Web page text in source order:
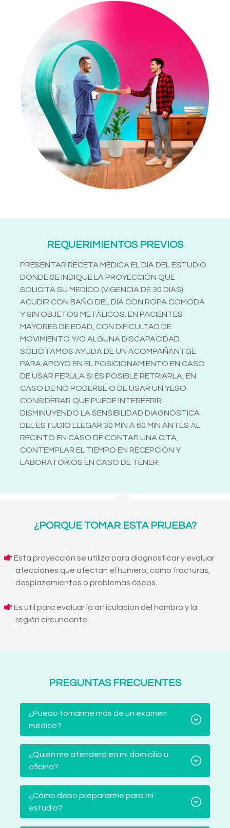
REQUERIMIENTOS PREVIOS
PRESENTAR RECETA MÉDICA EL DÍA DEL ESTUDIO
DONDE SE INDIQUE LA PROYECCIÓN QUE
SOLICITA SU MEDICO (VIGENCIA DE 30 DIAS)
ACUDIR CON BAÑO DEL DÍA CON ROPA COMODA
Y SIN OBJETOS METÁLICOS. EN PACIENTES
MAYORES DE EDAD, CON DIFICULTAD DE
MOVIMIENTO Y/O ALGUNA DISCAPACIDAD
SOLICITAMOS AYUDA DE UN ACOMPAÑANTGE
PARA APOYO EN EL POSICIONAMIENTO EN CASO
DE USAR FERULA SI ES POSIBLE RETRIARLA, EN
CASO DE NO PODERSE O DE USAR UN YESO
CONSIDERAR QUE PUEDE INTERFERIR
DISMINUYENDO LA SENSIBILIDAD DIAGNÓSTICA
DEL ESTUDIO LLEGAR 30 MIN A 60 MIN ANTES AL
RECINTO EN CASO DE CONTAR UNA CITA,
CONTEMPLAR EL TIEMPO EN RECEPCIÓN Y
LABORATORIOS EN CASO DE TENER
¿PORQUE TOMAR ESTA PRUEBA?
Esta proyección se utiliza para diagnosticar y evaluar
afecciones que afectan el húmero, como fracturas,
desplazamientos o problemas óseos.
Es útil para evaluar la articulación del hombro y la
región circundante.
PREGUNTAS FRECUENTES
¿Puedo tomarme más de un examen
médico?
¿Quién me atenderá en mi domicilio u
oficina?
¿Cómo debo prepararme para mi
estudio?